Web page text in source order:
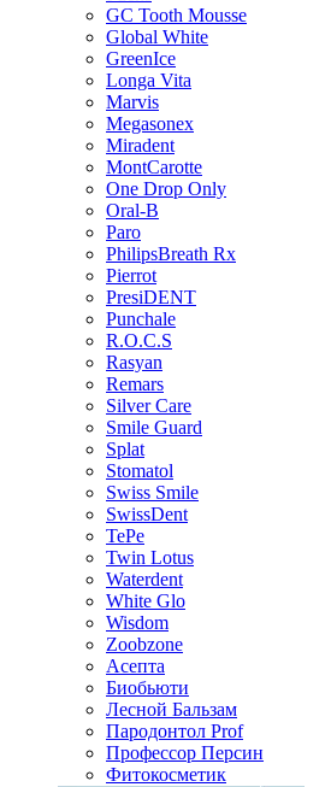
GC Tooth Mousse
Global White
GreenIce
Longa Vita
Marvis
Megasonex
Miradent
MontCarotte
One Drop Only
Oral-B
Paro
PhilipsBreath Rx
Pierrot
PresiDENT
Punchale
R.O.C.S
Rasyan
Remars
Silver Care
Smile Guard
Splat
Stomatol
Swiss Smile
SwissDent
TePe
Twin Lotus
Waterdent
White Glo
Wisdom
Zoobzone
Асепта
Биобьюти
Лесной Бальзам
Пародонтол Prof
Профессор Персин
Фитокосметик